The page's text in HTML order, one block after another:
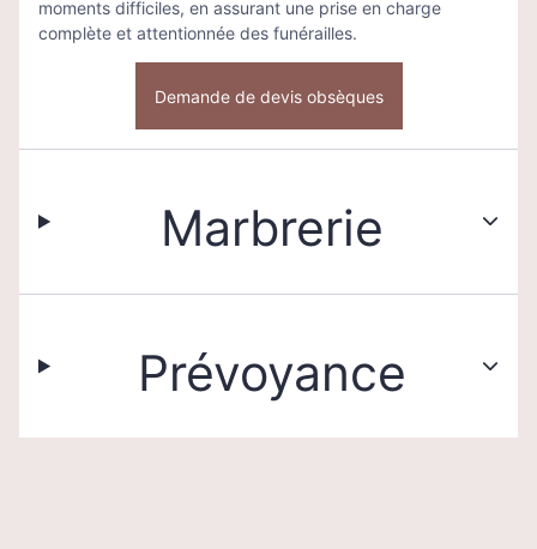
moments difficiles, en assurant une prise en charge
complète et attentionnée des funérailles.
Demande de devis obsèques
Marbrerie
Prévoyance